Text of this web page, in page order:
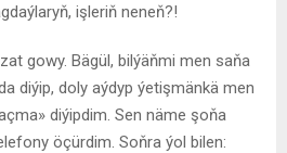
işleriň neneň?!
gowy. Bägül, bilýäňmi men saňa
diýip, doly aýdyp ýetişmänkä men
diýipdim. Sen näme şoňa
öçürdim. Soňra ýol bilen: